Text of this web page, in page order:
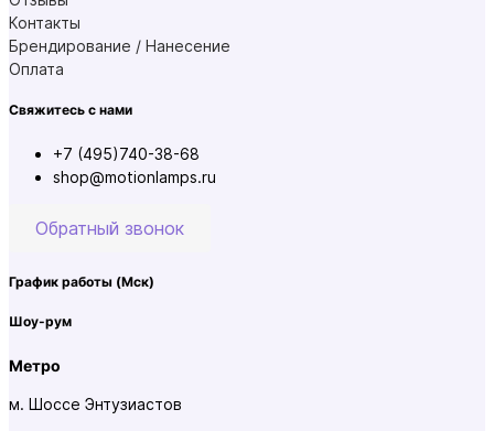
Контакты
Брендирование / Нанесение
Оплата
Свяжитесь с нами
+7 (495)740-38-68
shop@motionlamps.ru
Обратный звонок
График работы (Мск)
Шоу-рум
Метро
м. Шоссе Энтузиастов